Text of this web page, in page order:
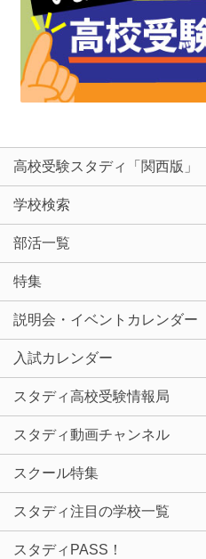
高校受験スタディ「関西版」
学校検索
部活一覧
特集
説明会・イベントカレンダー
入試カレンダー
スタディ高校受験情報局
スタディ動画チャンネル
スクール特集
スタディ注目の学校一覧
スタディPASS！